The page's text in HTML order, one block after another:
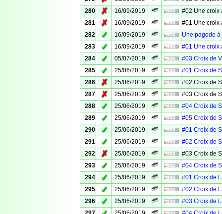
280
✗ 16/09/2019
#02 Une croix
281
✗ 16/09/2019
#01 Une croix
282
✓ 16/09/2019
Une pagode
283
✓ 16/09/2019
#01 Une croix
284
✓ 05/07/2019
#03 Croix de
285
✓ 25/06/2019
#01 Croix de
286
✗ 25/06/2019
#02 Croix de
287
✗ 25/06/2019
#03 Croix de
288
✓ 25/06/2019
#04 Croix de
289
✓ 25/06/2019
#05 Croix de
290
✓ 25/06/2019
#01 Croix de
291
✓ 25/06/2019
#02 Croix de
292
✗ 25/06/2019
#03 Croix de
293
✓ 25/06/2019
#04 Croix de
294
✓ 25/06/2019
#01 Croix de
295
✓ 25/06/2019
#02 Croix de
296
✓ 25/06/2019
#03 Croix de